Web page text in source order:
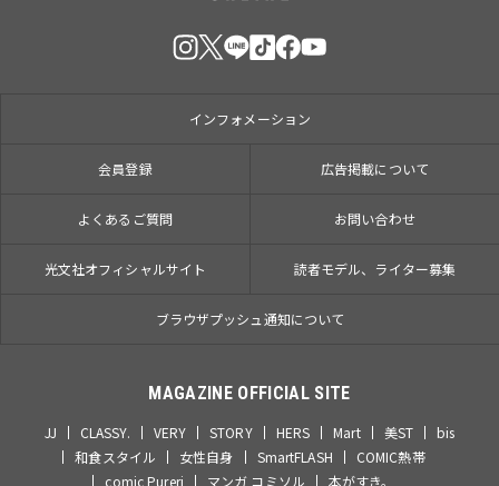
インフォメーション
会員登録 広告掲載について
よくあるご質問 お問い合わせ
光文社オフィシャルサイト 読者モデル、ライター募集
ブラウザプッシュ通知について
MAGAZINE OFFICIAL SITE
JJ CLASSY. VERY STORY HERS Mart 美ST
bis
和食スタイル
女性自身 SmartFLASH
COMIC熱帯
comic Pureri
マンガ コミソル 本がすき。